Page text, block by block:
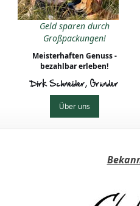
Geld sparen durch
Großpackungen!
Meisterhaften Genuss -
bezahlbar erleben!
Dirk Schneider, Gründer
Über uns